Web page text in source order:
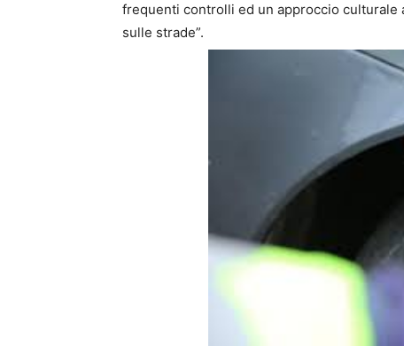
frequenti controlli ed un approccio culturale
sulle strade”.